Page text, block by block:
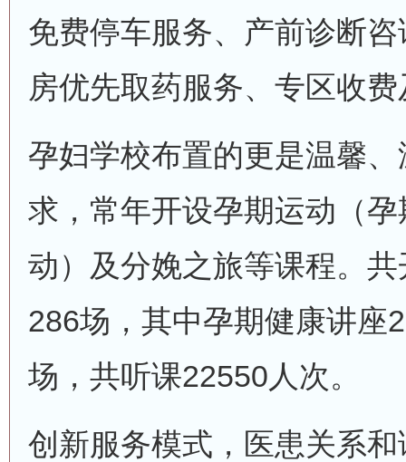
免费停车服务、产前诊断
房优先取药服务、专区收
孕妇学校布置的更是温馨
求，常年开设孕期运动（
动）及分娩之旅等课程。
286场，其中孕期健康讲座
场，共听课22550人次。
创新服务模式，医患关系和